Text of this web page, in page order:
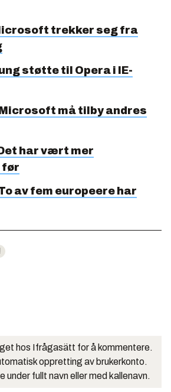
trekker seg fra
støtte til Opera i IE-
må tilby andres
har vært mer
før
av fem europeere har
hos Ifrågasätt for å kommentere.
oppretting av brukerkonto.
under fullt navn eller med kallenavn.